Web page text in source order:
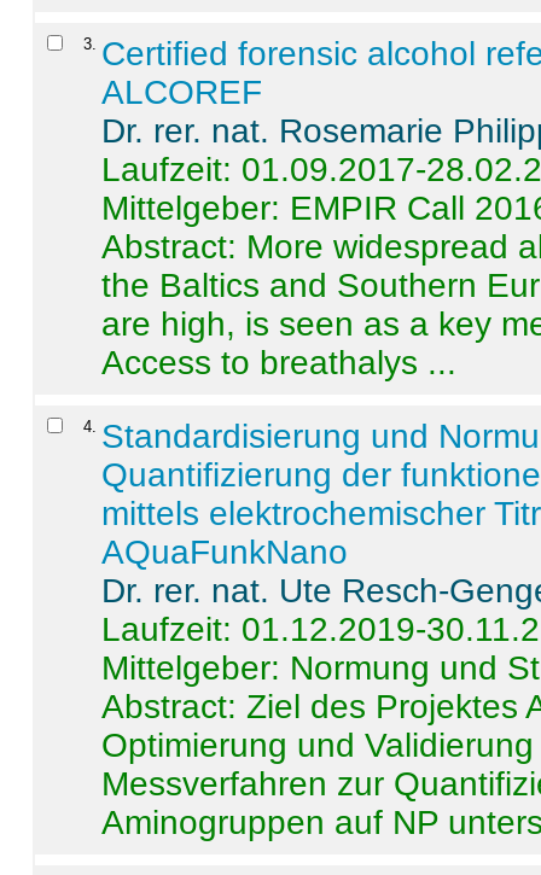
3 Certified forensic alcohol
ALCOREF
Dr. rer. nat. Rosemarie
Laufzeit: 01.09.2017-
Mittelgeber: EMPIR Call
Abstract: More widespread
the Baltics and Southern
are high, is seen as a key
Access to breathalys ...
4 Standardisierung und
Quantifizierung der
mittels elektrochemischer
AQuaFunkNano
Dr. rer. nat. Ute Resch-
Laufzeit: 01.12.2019-
Mittelgeber: Normung und
Abstract:Ziel des Projektes
Optimierung und
Messverfahren zur
Aminogruppen auf NP